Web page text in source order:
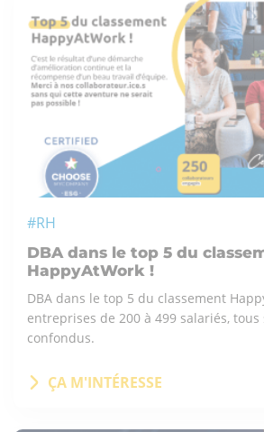
#RH
DBA dans le top 5 du
HappyAtWork !
DBA dans le top 5 du classement
entreprises de 200 à 499 salariés, tous
confondus.
ÇA M'INTÉRESSE